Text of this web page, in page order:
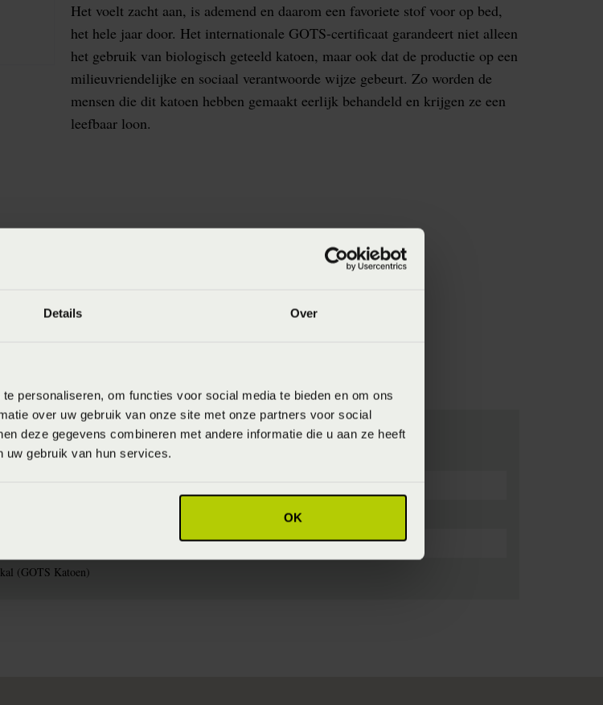
Details Over
personaliseren, om functies voor social media te bieden en om ons
over uw gebruik van onze site met onze partners voor social
deze gegevens combineren met andere informatie die u aan ze heeft
uw gebruik van hun services.
OK
Het voelt zacht aan, is ademend en daarom een favoriete stof voor op bed,
het hele jaar door. Het internationale GOTS-certificaat garandeert niet alleen
het gebruik van biologisch geteeld katoen, maar ook dat de productie op een
milieuvriendelijke en sociaal verantwoorde wijze gebeurt. Zo worden de
mensen die dit katoen hebben gemaakt eerlijk behandeld en krijgen ze een
leefbaar loon.
je het product in de winkel
(GOTS Katoen)